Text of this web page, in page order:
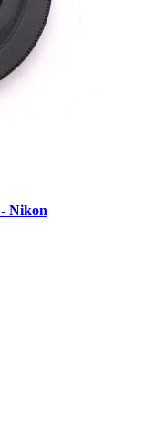
Nikon